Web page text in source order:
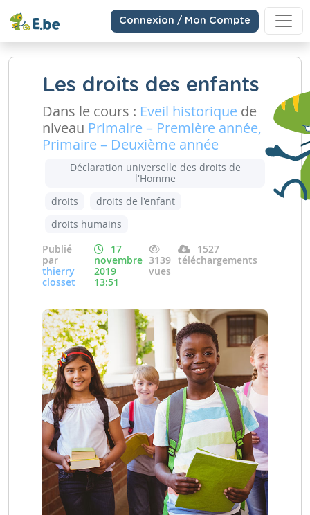
Connexion / Mon Compte
Les droits des enfants
Dans le cours : Eveil historique de
niveau Primaire – Première année,
Primaire – Deuxième année
Déclaration universelle des droits de
l'Homme
droits
droits de l'enfant
droits humains
Publié
par
thierry
closset
17
novembre
2019
13:51
3139
vues
1527
téléchargements